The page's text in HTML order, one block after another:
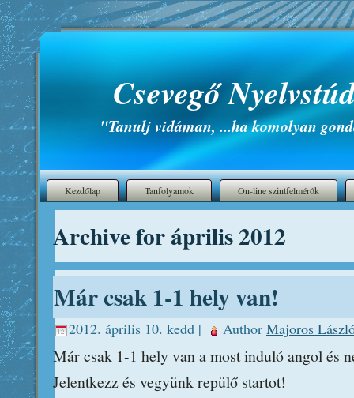
Csevegő
"Tanulj vidáman, ...ha komolyan
Kezdőlap Tanfolyamok On-line szintfelmérők
Archive for április 2012
Már csak 1-1 hely van!
2012. április 10. kedd | Author Majoros
Már csak 1-1 hely van a most induló angol és
Jelentkezz és vegyünk repülő startot!